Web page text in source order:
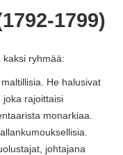
1799)
kaksi ryhmää:
He halusivat
joka rajoittaisi
monarkiaa.
johtajana